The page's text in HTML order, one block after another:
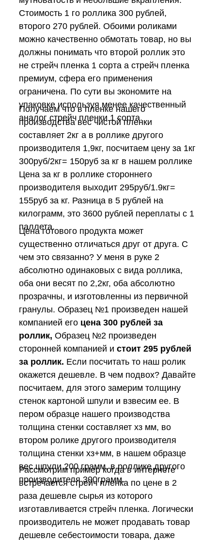
Рассмотрим пример когда в интернете
встречается стрейч пленка по цене в 2
раза дешевле сырья из которого
изготавливается стрейч пленка. Логически
производитель не может продавать товар
дешевле себестоимости товара, даже
Стоимость 1 го роллика 300 рублей,
второго 270 рублей. Обоими роликами
можно качественно обмотать товар, но вы
должны понимать что второй роллик это
не стрейч пленка 1 сорта а стрейч пленка
премиум, сфера его применения
ограничена. По сути вы экономите на
упаковке используя менее качественный
аналог стрейч пленки 1 сорта.
Получаем что в пленке нашего
производства вес чистой пленки
составляет 2кг а в роллике другого
производителя 1,9кг, посчитаем цену за 1кг
300руб/2кг= 150руб за кг в нашем роллике
Цена за кг в роллике стороннего
производителя выходит 295руб/1.9кг=
155руб за кг. Разница в 5 рублей на
килограмм, это 3600 рублей переплаты с 1
паллета.
Цена готового продукта может
существенно отличаться друг от друга. С
чем это связанно? У меня в руке 2
абсолютно одинаковых с вида роллика,
оба они весят по 2,2кг, оба абсолютно
прозрачны, и изготовленны из первичной
гранулы. Образец №1 произведен нашей
компанией его цена 300 рублей за
роллик, Образец №2 произведен
сторонней компанией и стоит 295 рублей
за роллик. Если посчитать то наш ролик
окажется дешевле. В чем подвох? Давайте
посчитаем, для этого замерим толщину
стенок картоной шпули и взвесим ее. В
пером образце нашего производства
толщина стенки составляет хз мм, во
втором ролике другого производителя
толщина стенки хз+мм, в нашем образце
вес шпули 200 грамм, в роллике другого
производителя 300грамм.